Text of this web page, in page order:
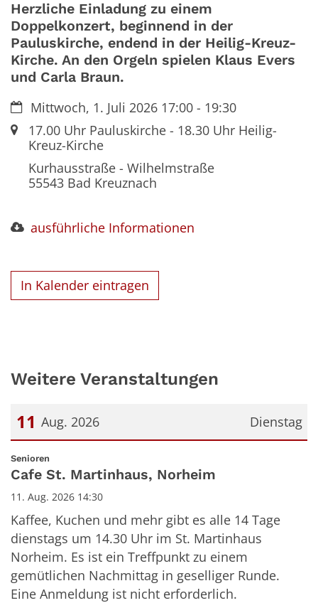
Herzliche Einladung zu einem
Doppelkonzert, beginnend in der
Pauluskirche, endend in der Heilig-Kreuz-
Kirche. An den Orgeln spielen Klaus Evers
und Carla Braun.
Datum:Mittwoch, 1. Juli 2026 17:00 - 19:30
Ort:17.00 Uhr Pauluskirche - 18.30 Uhr Heilig-
Kreuz-Kirche
Kurhausstraße - Wilhelmstraße
55543 Bad Kreuznach
ausführliche Informationen
In Kalender eintragen
Weitere Veranstaltungen
Dienstag
11 Aug. 2026
Datum: 11. August 2026
Senioren
Cafe St. Martinhaus, Norheim
11. Aug. 2026 14:30
Kaffee, Kuchen und mehr gibt es alle 14 Tage
dienstags um 14.30 Uhr im St. Martinhaus
Norheim. Es ist ein Treffpunkt zu einem
gemütlichen Nachmittag in geselliger Runde.
Eine Anmeldung ist nicht erforderlich.